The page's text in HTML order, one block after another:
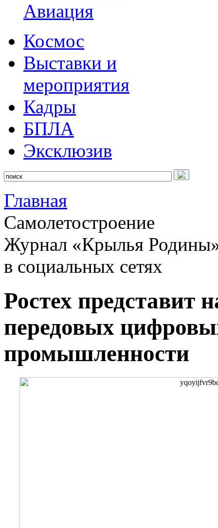
Авиация
Космос
Выставки и
мероприятия
Кадры
БПЛА
Эксклюзив
Главная
Самолетостроение
Журнал «Крылья
в социальных сетях
Ростех представит
передовых
промышленности